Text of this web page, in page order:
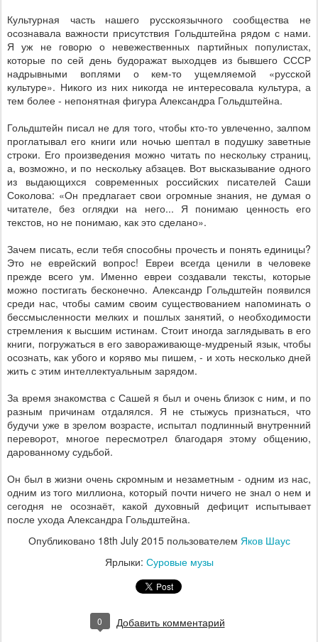
Культурная часть нашего русскоязычного сообщества не
осознавала важности присутствия Гольдштейна рядом с нами.
Я уж не говорю о невежественных партийных популистах,
которые по сей день будоражат выходцев из бывшего СССР
надрывными воплями о кем-то ущемляемой «русской
культуре». Никого из них никогда не интересовала культура, а
тем более - непонятная фигура Александра Гольдштейна.
Гольдштейн писал не для того, чтобы кто-то увлеченно, залпом
проглатывал его книги или ночью шептал в подушку заветные
строки. Его произведения можно читать по нескольку страниц,
а, возможно, и по нескольку абзацев. Вот высказывание одного
из выдающихся современных российских писателей Саши
Соколова: «Он предлагает свои огромные знания, не думая о
читателе, без оглядки на него... Я понимаю ценность его
текстов, но не понимаю, как это сделано».
Зачем писать, если тебя способны прочесть и понять единицы?
Это не еврейский вопрос! Евреи всегда ценили в человеке
прежде всего ум. Именно евреи создавали тексты, которые
можно постигать бесконечно. Александр Гольдштейн появился
среди нас, чтобы самим своим существованием напоминать о
бессмысленности мелких и пошлых занятий, о необходимости
стремления к высшим истинам. Стоит иногда заглядывать в его
книги, погружаться в его завораживающе-мудреный язык, чтобы
осознать, как убого и коряво мы пишем, - и хоть несколько дней
жить с этим интеллектуальным зарядом.
За время знакомства с Сашей я был и очень близок с ним, и по
разным причинам отдалялся. Я не стыжусь признаться, что
будучи уже в зрелом возрасте, испытал подлинный внутренний
переворот, многое пересмотрел благодаря этому общению,
дарованному судьбой.
Он был в жизни очень скромным и незаметным - одним из нас,
одним из того миллиона, который почти ничего не знал о нем и
сегодня не осознаёт, какой духовный дефицит испытывает
после ухода Александра Гольдштейна.
Опубликовано 18th July 2015пользователем Яков Шаус
Ярлыки: Суровые музы
0 Добавить комментарий